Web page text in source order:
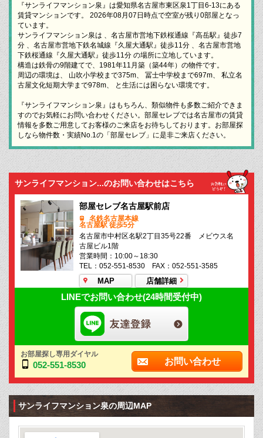
『サンライフマンション泉』は愛知県名古屋市東区泉1丁目6-13にある
賃貸マンションです。 2026年08月07日時点で空室が残り0部屋となっ
ています。
サンライフマンション泉は 、名古屋市営地下鉄桜通線『高岳駅』徒歩7
分 、名古屋市営地下鉄名城線『久屋大通駅』徒歩11分 、名古屋市営地
下鉄桜通線『久屋大通駅』徒歩11分 の場所に立地しています。
構造は鉄骨の9階建てで、1981年11月築（築44年）の物件です。
周辺の環境は、 山吹小学校まで375m、 冨士中学校まで697m、 私立名
古屋文化短期大学まで978m、 と生活には困らない環境です。
『サンライフマンション泉』はもちろん、類似物件も多数ご紹介できま
すのでお気軽にお問い合わせください。部屋セレブでは名古屋市の賃貸
情報を多数ご用意してお客様のご来店をお待ちしております。お部屋探
しなら物件数・実績No.1の「部屋セレブ」に是非ご来店ください。
サンライフマンション...のお問い合わせはこちら
部屋セレブ名古屋駅前店
名鉄名古屋本線
名古屋駅 徒歩5分
名古屋市中村区名駅2丁目35号22番 メビウス名
古屋ビル1階
営業時間：10:00～18:30
TEL：052-551-8530 FAX：052-551-3585
MAP 店舗詳細
LINEでお問い合わせ(24時間受付中)
お部屋探し専用ダイヤル
052-551-8530 お問い合わせ
サンライフマンション泉の周辺MAP